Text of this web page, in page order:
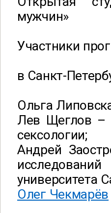
мужчин»
Участники
в Санкт-
Ольга
Лев Щеглов –
сексологии;
Андрей
университета
Олег Чекмарёв